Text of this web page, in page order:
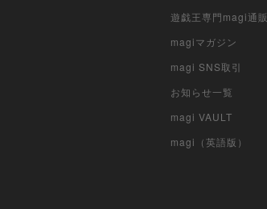
遊戯王専門magi通販
magiマガジン
magi SNS取引
お知らせ一覧
magi VAULT
magi（英語版）